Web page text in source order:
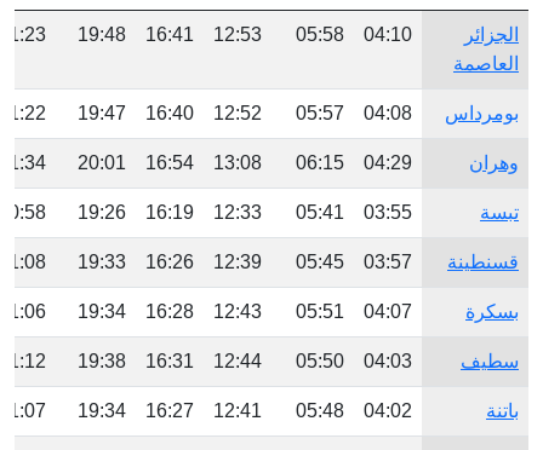
الجزائر
العاصمة
04:10
05:58
12:53
16:41
19:48
بومرداس 04:08
05:57
12:52
16:40
19:47
وهران 04:29
06:15
13:08
16:54
20:01
تبسة 03:55
05:41
12:33
16:19
19:26
قسنطينة 03:57
05:45
12:39
16:26
19:33
بسكرة 04:07
05:51
12:43
16:28
19:34
سطيف 04:03
05:50
12:44
16:31
19:38
باتنة 04:02
05:48
12:41
16:27
19:34